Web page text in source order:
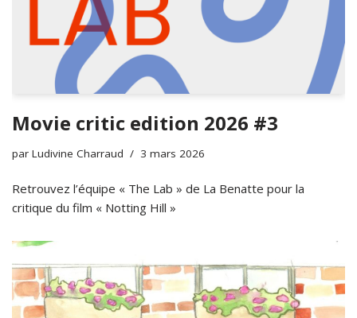
Movie critic edition 2026 #3
par Ludivine Charraud 3 mars 2026
Retrouvez l’équipe « The Lab » de La Benatte pour la
critique du film « Notting Hill »